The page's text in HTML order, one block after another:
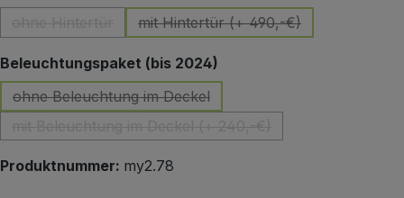
(Diese Option ist zurzeit nicht verfügbar.)
mit Hintertür (+ 490,-€)
(Diese Option ist zurzeit nicht
Beleuchtungspaket (bis 2024)
ohne Beleuchtung im Deckel
(Diese Option ist zurzeit nicht verfügbar.)
(Diese Option ist zurzeit nicht verfügbar.)
Produktnummer: my2.78